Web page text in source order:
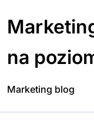
content
na
Marketing blog